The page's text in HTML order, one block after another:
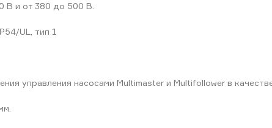
В и от 380 до 500 В.
UL, тип 1
управления насосами Multimaster и Multifollower в